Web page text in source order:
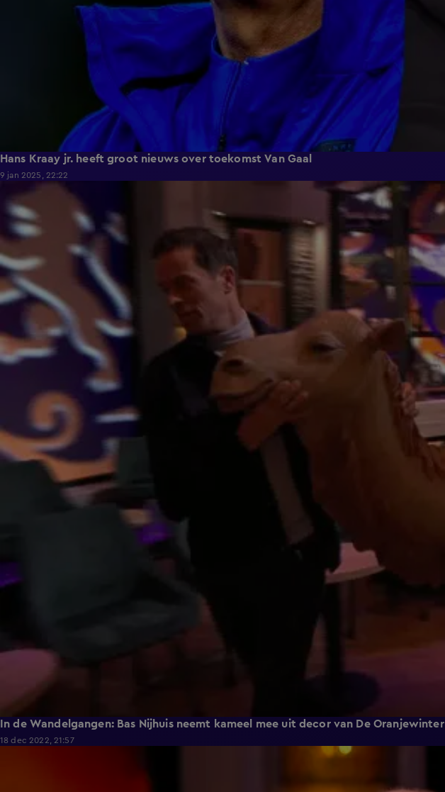
Hans Kraay jr. heeft groot nieuws over toekomst Van Gaal
9 jan 2025, 22:22
In de Wandelgangen: Bas Nijhuis neemt kameel mee uit decor van De Oranjewinter
18 dec 2022, 21:57